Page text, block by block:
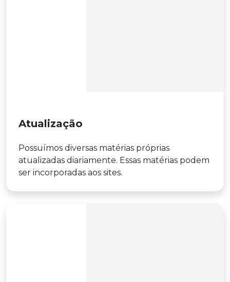
Atualização
Possuímos diversas matérias próprias
atualizadas diariamente. Essas matérias podem
ser incorporadas aos sites.